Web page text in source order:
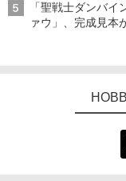
「聖戦士ダンバ
ァウ」、完成見本